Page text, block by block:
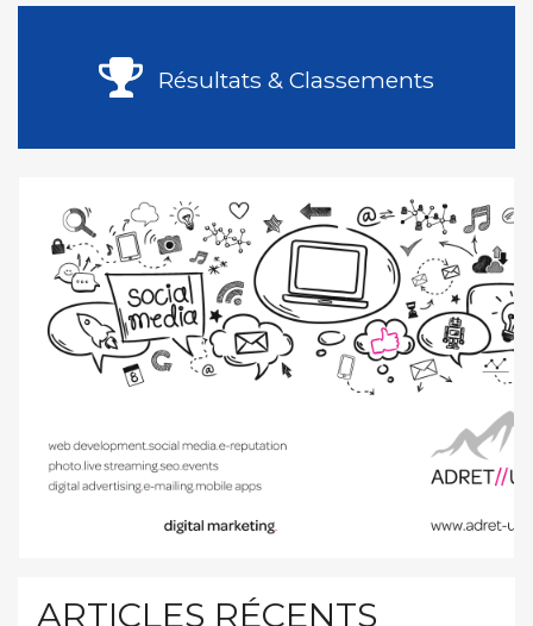
Résultats & Classements
ARTICLES RÉCENTS